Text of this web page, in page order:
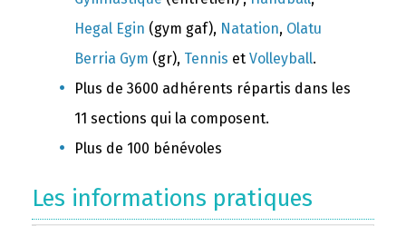
Hegal Egin (gym gaf), Natation, Olatu
Berria Gym (gr), Tennis et Volleyball.
Plus de 3600 adhérents répartis dans les
11 sections qui la composent.
Plus de 100 bénévoles
Les informations pratiques